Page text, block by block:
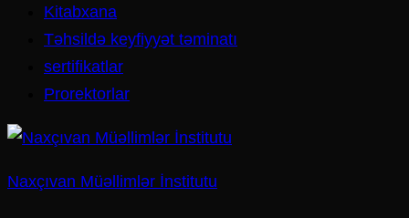
Kitabxana
Təhsildə keyfiyyət təminatı
sertifikatlar
Prorektorlar
Naxçıvan Müəllimlər İnstitutu